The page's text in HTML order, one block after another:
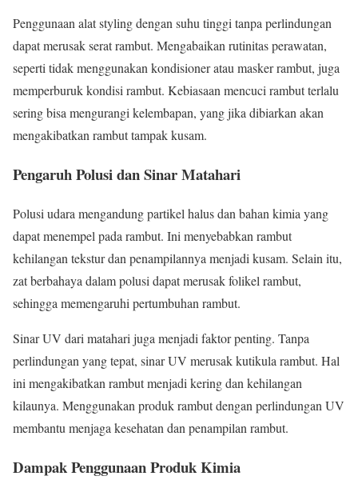
Penggunaan alat styling dengan suhu tinggi tanpa perlindungan
dapat merusak serat rambut. Mengabaikan rutinitas perawatan,
seperti tidak menggunakan kondisioner atau masker rambut, juga
memperburuk kondisi rambut. Kebiasaan mencuci rambut terlalu
sering bisa mengurangi kelembapan, yang jika dibiarkan akan
mengakibatkan rambut tampak kusam.
Pengaruh Polusi dan Sinar Matahari
Polusi udara mengandung partikel halus dan bahan kimia yang
dapat menempel pada rambut. Ini menyebabkan rambut
kehilangan tekstur dan penampilannya menjadi kusam. Selain itu,
zat berbahaya dalam polusi dapat merusak folikel rambut,
sehingga memengaruhi pertumbuhan rambut.
Sinar UV dari matahari juga menjadi faktor penting. Tanpa
perlindungan yang tepat, sinar UV merusak kutikula rambut. Hal
ini mengakibatkan rambut menjadi kering dan kehilangan
kilaunya. Menggunakan produk rambut dengan perlindungan UV
membantu menjaga kesehatan dan penampilan rambut.
Dampak Penggunaan Produk Kimia